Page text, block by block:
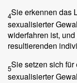
4Sie erkennen das
sexualisierter
widerfahren ist,
resultierenden
5Sie setzen sich
sexualisierter